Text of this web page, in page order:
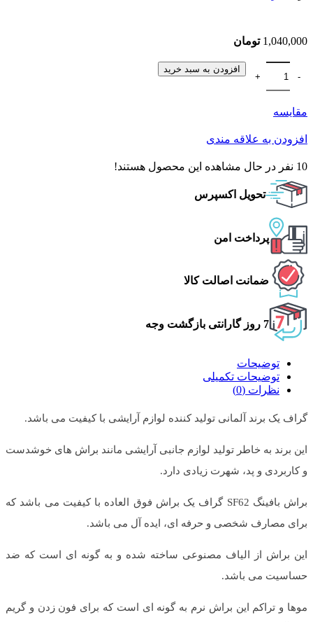
1,040,000 تومان
افزودن به سبد خرید
مقایسه
افزودن به علاقه مندی
10 نفر در حال مشاهده این محصول هستند!
تحویل اکسپرس
پرداخت امن
ضمانت اصالت کالا
7 روز گارانتی بازگشت وجه
توضیحات
توضیحات تکمیلی
نظرات (0)
گراف یک برند آلمانی تولید کننده لوازم آرایشی با کیفیت می باشد.
این برند به خاطر تولید لوازم جانبی آرایشی مانند براش های خوشدست
و کاربردی و پد، شهرت زیادی دارد.
براش بافینگ SF62 گراف یک براش فوق العاده با کیفیت می باشد که
برای مصارف شخصی و حرفه ای، ایده آل می باشد.
این براش از الیاف مصنوعی ساخته شده و به گونه ای است که ضد
حساسیت می باشد.
موها و تراکم این براش نرم به گونه ای است که برای فون زدن و گریم